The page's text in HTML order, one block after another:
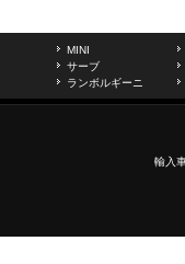
MINI
サーブ
ランボルギーニ
輸入